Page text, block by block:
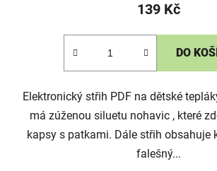
139 Kč
DO
Elektronický střih PDF na dětské
má zúženou siluetu nohavic , které
kapsy s patkami. Dále střih obsahuje
falešný...